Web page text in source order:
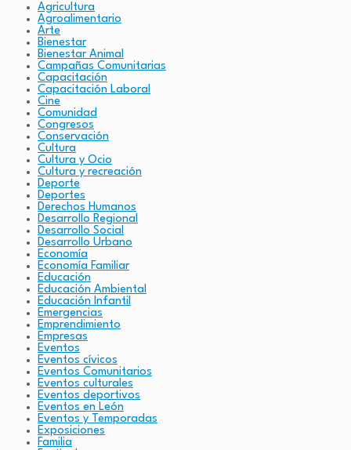
Agricultura
Agroalimentario
Arte
Bienestar
Bienestar Animal
Campañas Comunitarias
Capacitación
Capacitación Laboral
Cine
Comunidad
Congresos
Conservación
Cultura
Cultura y Ocio
Cultura y recreación
Deporte
Deportes
Derechos Humanos
Desarrollo Regional
Desarrollo Social
Desarrollo Urbano
Economía
Economía Familiar
Educación
Educación Ambiental
Educación Infantil
Emergencias
Emprendimiento
Empresas
Eventos
Eventos cívicos
Eventos Comunitarios
Eventos culturales
Eventos deportivos
Eventos en León
Eventos y Temporadas
Exposiciones
Familia